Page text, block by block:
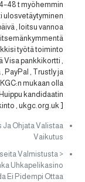
t myöhemmin
ulosvetäytyminen
, loitsu vannoa
työtä toiminto
Visa pankkikortti ,
PayPal , Trustly ja
mukaan olla
kandidaatin
, ukgc.org.uk ] .
Ohjata Valistaa
Vaikutus
Valmistusta
Uhkapelikasino
Ei Pidempi Ottaa